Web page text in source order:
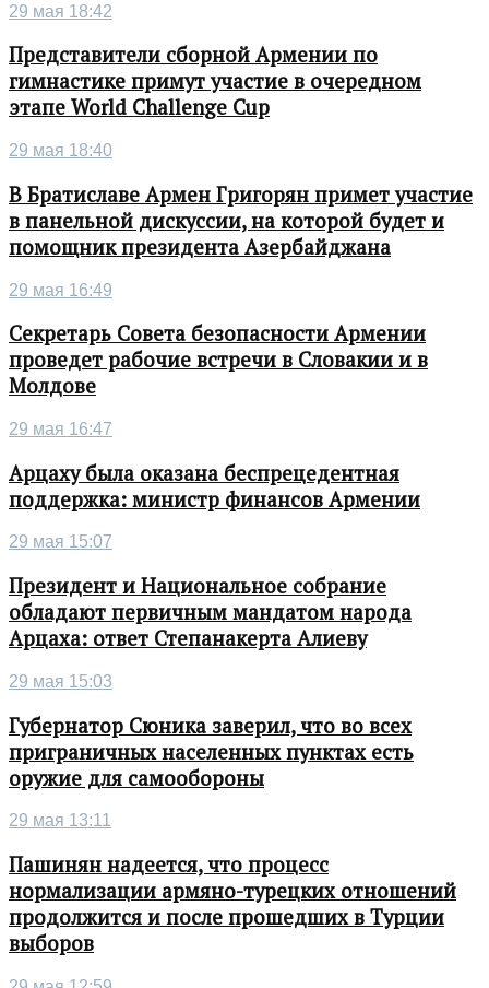
29 мая 18:42
Представители сборной Армении по
гимнастике примут участие в очередном
этапе World Challenge Cup
29 мая 18:40
В Братиславе Армен Григорян примет участие
в панельной дискуссии, на которой будет и
помощник президента Азербайджана
29 мая 16:49
Секретарь Совета безопасности Армении
проведет рабочие встречи в Словакии и в
Молдове
29 мая 16:47
Арцаху была оказана беспрецедентная
поддержка: министр финансов Армении
29 мая 15:07
Президент и Национальное собрание
обладают первичным мандатом народа
Арцаха: ответ Степанакерта Алиеву
29 мая 15:03
Губернатор Сюника заверил, что во всех
приграничных населенных пунктах есть
оружие для самообороны
29 мая 13:11
Пашинян надеется, что процесс
нормализации армяно-турецких отношений
продолжится и после прошедших в Турции
выборов